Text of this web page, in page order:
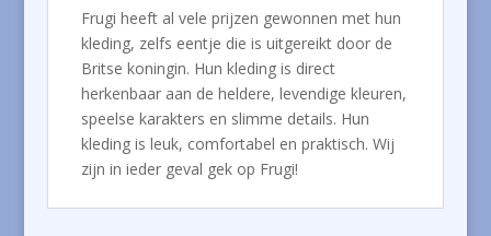
Frugi heeft al vele prijzen gewonnen met hun
kleding, zelfs eentje die is uitgereikt door de
Britse koningin. Hun kleding is direct
herkenbaar aan de heldere, levendige kleuren,
speelse karakters en slimme details. Hun
kleding is leuk, comfortabel en praktisch. Wij
zijn in ieder geval gek op Frugi!